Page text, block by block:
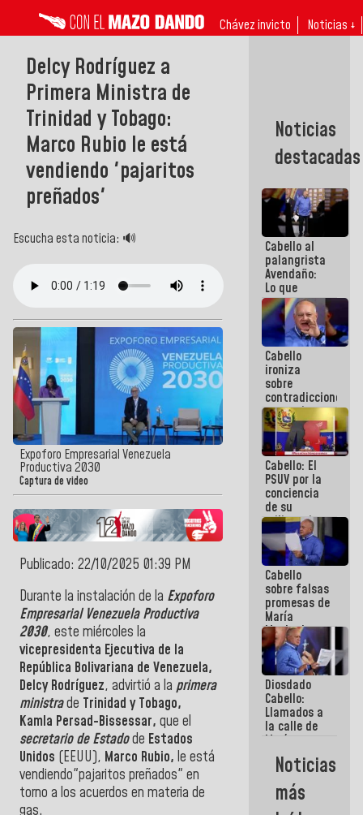
Chávez invicto Noticias ↓
Delcy Rodríguez a
Primera Ministra de
Trinidad y Tobago:
Marco Rubio le está
vendiendo 'pajaritos
preñados'
Escucha esta noticia: 🔊
Expoforo Empresarial Venezuela
Productiva 2030
Captura de video
Publicado: 22/10/2025 01:39 PM
Durante la instalación de la Expoforo
Empresarial Venezuela Productiva
2030, este miércoles la
vicepresidenta Ejecutiva de la
República Bolivariana de Venezuela,
Delcy Rodríguez, advirtió a la primera
ministrade Trinidad y Tobago,
Kamla Persad-Bissessar, que el
secretario de Estadode Estados
Unidos (EEUU), Marco Rubio, le está
vendiendo"pajaritos preñados" en
torno a los acuerdos en materia de
Noticias
destacadas
Cabello al
palangrista
Avendaño:
Lo que
vayas a
escribir
hazlo hoy
por que no
sabemos si
la semana
que viene
hay
programa
Cabello
ironiza
sobre
contradicciones
y mentiras
de María
Machado:
¡Créanle!
Cabello: El
PSUV por la
conciencia
de su
militancia
es la
organización
política más
sólida de
Venezuela
Cabello
sobre falsas
promesas de
María
Machado:
¿Quién le
puede creer?
¿Y la gente
que ella iba
a salvar en
La Guaira?
Diosdado
Cabello:
Llamados a
la calle de
María
Machado se
estrellaron
de frente
contra el
Pueblo
Noticias
más